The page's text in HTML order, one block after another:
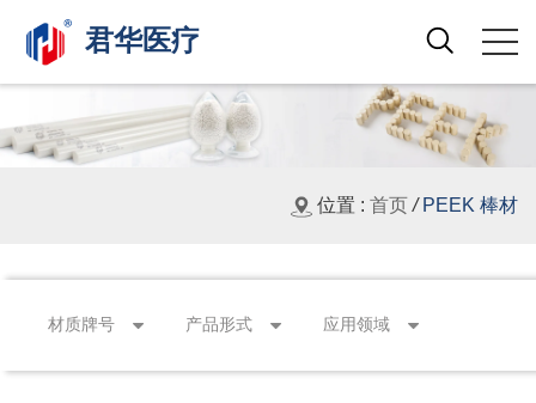
Search 君华医疗
位置 : 首页 / PEEK 棒材
材质牌号 产品形式 应用领域